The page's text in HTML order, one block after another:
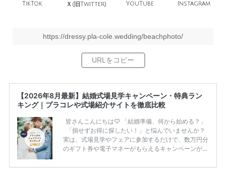
TikTok Ｘ(旧Twitter) YouTube Instagram
https://dressy.pla-cole.wedding/beachphoto/
【2026年8月最新】結婚式場見学キャンペーン・特典ラン
キング｜プラコレや式場紹介サイトを徹底比較
皆さんこんにちは♡ 「結婚準備、何から始める？」
「損せずお得に探したい！」と悩んでいませんか？
実は、式場見学やフェアに参加するだけで、数万円分
のギフト券や電子マネーがもらえるキャンペーンがあ
ため、比較せずに選ぶと損をしてしまうことも……。